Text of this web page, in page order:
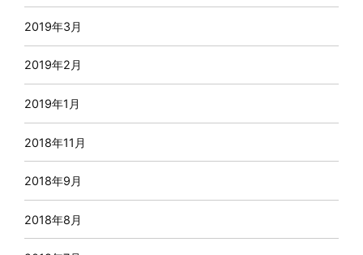
2019年3月
2019年2月
2019年1月
2018年11月
2018年9月
2018年8月